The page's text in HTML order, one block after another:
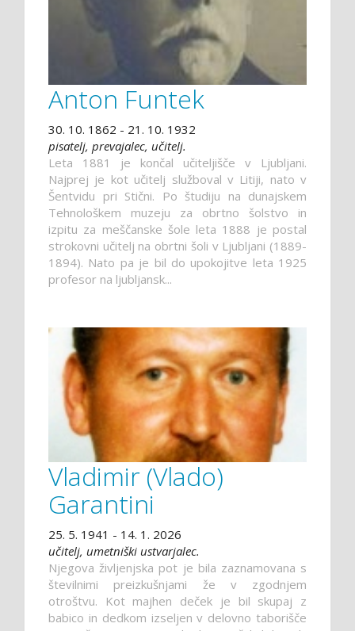
Anton Funtek
30. 10. 1862 - 21. 10. 1932
pisatelj, prevajalec, učitelj.
Leta 1881 je končal učiteljišče v Ljubljani.
Najprej je kot učitelj služboval v Litiji, nato v
Šentvidu pri Stični. Po študiju na dunajskem
Tehnološkem muzeju za obrtno šolstvo in
izpitu za meščanske šole leta 1888 je postal
strokovni učitelj na obrtni šoli v Ljubljani (1889-
1894). Nato pa je bil do upokojitve leta 1925
profesor na ljubljansk...
Vladimir (Vlado)
Garantini
25. 5. 1941 - 14. 1. 2026
učitelj, umetniški ustvarjalec.
Njegova življenjska pot je bila zaznamovana s
številnimi preizkušnjami že v zgodnjem
otroštvu. Kot majhen deček je bil skupaj z
babico in dedkom izseljen v delovno taborišče